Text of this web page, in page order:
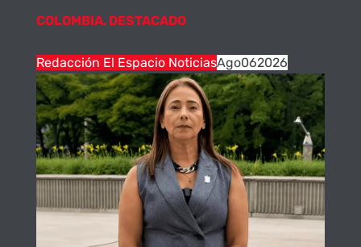
COLOMBIA, DESTACADO
Redacción El Espacio NoticiasAgo062026